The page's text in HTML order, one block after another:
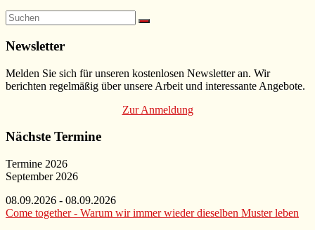
Newsletter
Melden Sie sich für unseren kostenlosen Newsletter an. Wir
berichten regelmäßig über unsere Arbeit und interessante Angebote.
Zur Anmeldung
Nächste Termine
Termine 2026
September 2026
08.09.2026 - 08.09.2026
Come together - Warum wir immer wieder dieselben Muster leben